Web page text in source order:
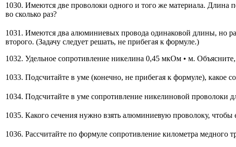
1030. Имеются две проволоки одного и того же материала. Длина
во сколько раз?
1031. Имеются два алюминиевых провода одинаковой длины, но
второго. (Задачу следует решать, не прибегая к формуле.)
1032. Удельное сопротивление никелина 0,45 мкОм • м. Объясните,
1033. Подсчитайте в уме (конечно, не прибегая к формуле),
1034. Подсчитайте в уме сопротивление никелиновой проволоки
1035. Какого сечения нужно взять алюминиевую проволоку,
1036. Рассчитайте по формуле сопротивление километра медного